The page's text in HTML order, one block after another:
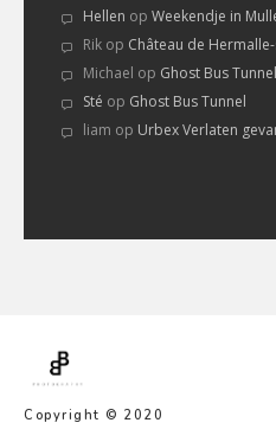
Hellen op Weekendje in
Rik op Château de
Michael op Ghost Bus Tunnel
Sté op Ghost Bus Tunnel
liam op Urbex Verlaten
Copyright © 2020